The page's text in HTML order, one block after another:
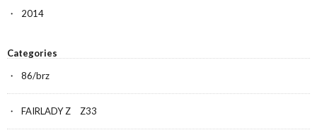
2014
Categories
86/brz
FAIRLADY Z Z33